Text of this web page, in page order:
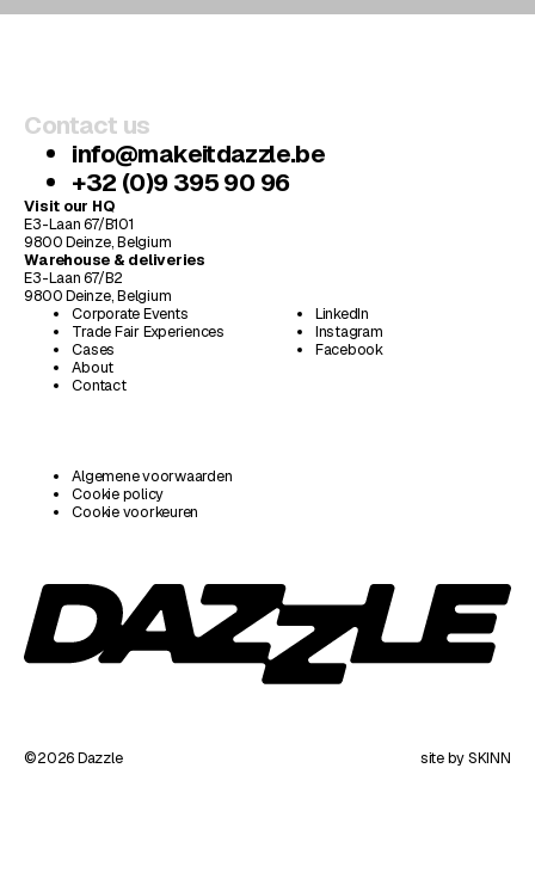
Contact us
info@makeitdazzle.be
+32 (0)9 395 90 96
Visit our HQ
E3-Laan 67/B101
9800 Deinze, Belgium
Warehouse & deliveries
E3-Laan 67/B2
9800 Deinze, Belgium
Corporate Events
Trade Fair Experiences
Cases
About
Contact
LinkedIn
Instagram
Facebook
Algemene voorwaarden
Cookie policy
Cookie voorkeuren
site by SKINN
©2026 Dazzle